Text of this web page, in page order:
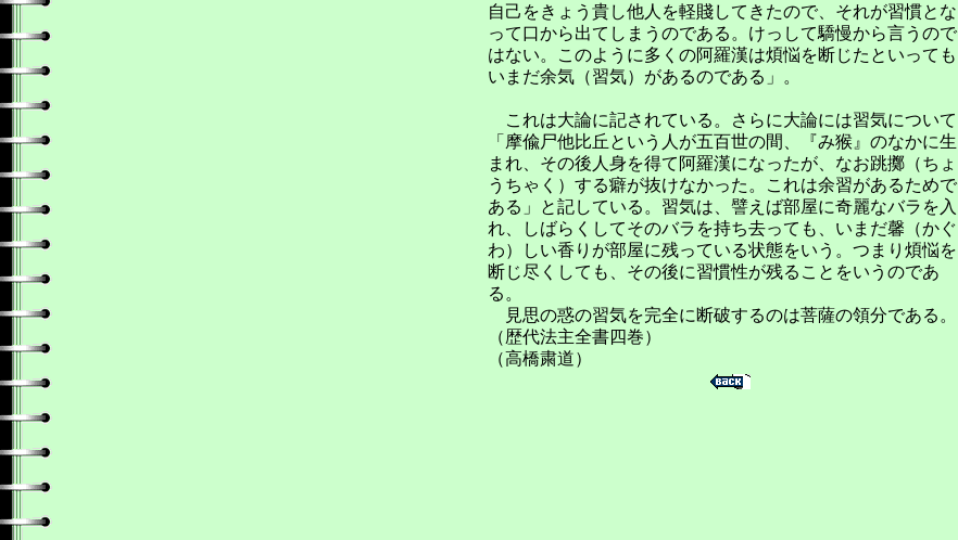
自己をきょう貴し他人を軽賤してきたので、それが習慣とな
って口から出てしまうのである。けっして驕慢から言うので
はない。このように多くの阿羅漢は煩悩を断じたといっても
いまだ余気（習気）があるのである」。
これは大論に記されている。さらに大論には習気について
「摩偸尸他比丘という人が五百世の間、『み猴』のなかに生
まれ、その後人身を得て阿羅漢になったが、なお跳擲（ちょ
うちゃく）する癖が抜けなかった。これは余習があるためで
ある」と記している。習気は、譬えば部屋に奇麗なバラを入
れ、しばらくしてそのバラを持ち去っても、いまだ馨（かぐ
わ）しい香りが部屋に残っている状態をいう。つまり煩悩を
断じ尽くしても、その後に習慣性が残ることをいうのであ
る。
見思の惑の習気を完全に断破するのは菩薩の領分である。
（歴代法主全書四巻）
（高橋粛道）